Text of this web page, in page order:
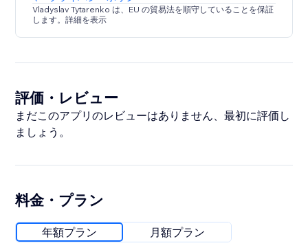
Vladyslav Tytarenko は、EU の貿易法を順守していることを保証
します。詳細を表示
評価・レビュー
まだこのアプリのレビューはありません、最初に評価し
ましょう。
料金・プラン
年額プラン 月額プラン